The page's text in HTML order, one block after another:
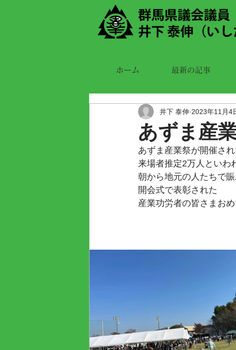
ホーム 最新の記事
あずま産
井下 泰伸 2023年11月4
あずま産業祭が開催され
来場者推定2万人といわ
朝から地元の人たちで
開会式で表彰された
産業功労者の皆さまおめ